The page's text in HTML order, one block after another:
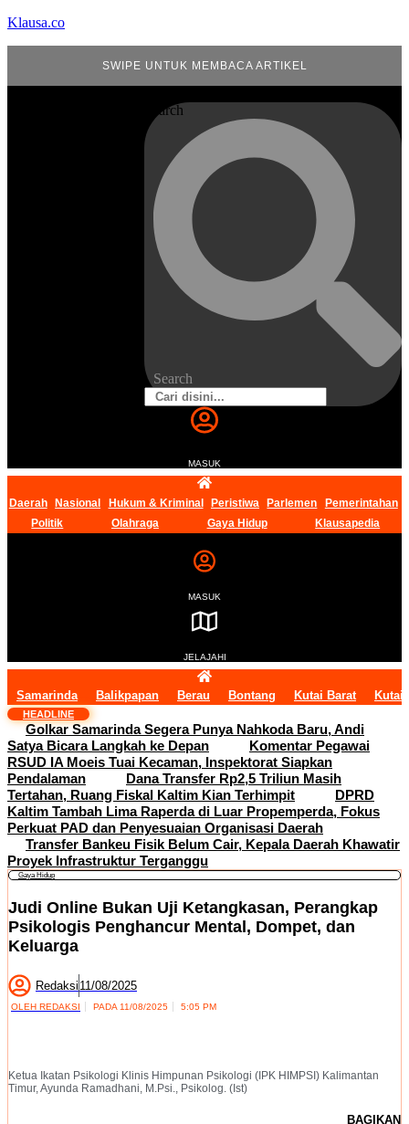
Klausa.co
SWIPE UNTUK MEMBACA ARTIKEL
Search
Search
MASUK
Daerah Nasional Hukum & Kriminal Peristiwa Parlemen
Pemerintahan
Politik
Olahraga Gaya Hidup Klausapedia
MASUK
JELAJAHI
Samarinda Balikpapan Berau Bontang Kutai Barat Kutai
HEADLINE
Golkar Samarinda Segera Punya Nahkoda Baru, Andi
Satya Bicara Langkah ke Depan
Komentar Pegawai
RSUD IA Moeis Tuai Kecaman, Inspektorat Siapkan
Pendalaman
Dana Transfer Rp2,5 Triliun Masih
Tertahan, Ruang Fiskal Kaltim Kian Terhimpit
DPRD
Kaltim Tambah Lima Raperda di Luar Propemperda, Fokus
Perkuat PAD dan Penyesuaian Organisasi Daerah
Transfer Bankeu Fisik Belum Cair, Kepala Daerah Khawatir
Proyek Infrastruktur Terganggu
Gaya Hidup
Judi Online Bukan Uji Ketangkasan, Perangkap
Psikologis Penghancur Mental, Dompet, dan
Keluarga
Redaksi 11/08/2025
OLEH REDAKSI PADA 11/08/2025 5:05 PM
Ketua Ikatan Psikologi Klinis Himpunan Psikologi (IPK HIMPSI) Kalimantan
Timur, Ayunda Ramadhani, M.Psi., Psikolog. (Ist)
BAGIKAN